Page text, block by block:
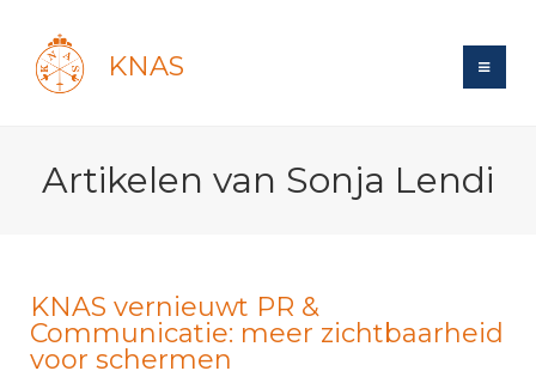
KNAS
Login
Polls
Bond
Lidmaatschap
Tarieven
Introductie
Wat is topsport
Informatie
Artikelen van Sonja Lendi
KNAS vernieuwt PR &
Communicatie: meer zichtbaarheid
voor schermen